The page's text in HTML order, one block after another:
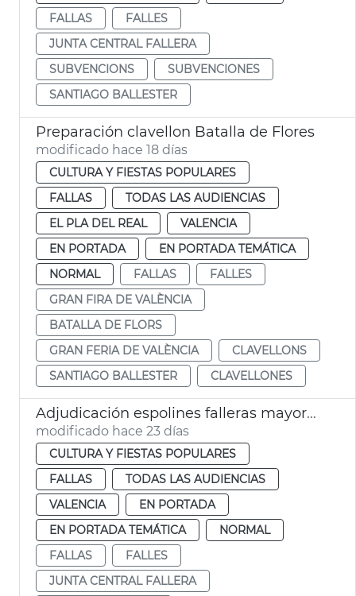
FALLAS
FALLES
JUNTA CENTRAL FALLERA
SUBVENCIONS
SUBVENCIONES
SANTIAGO BALLESTER
Preparación clavellon Batalla de Flores
modificado hace 18 días
CULTURA Y FIESTAS POPULARES
FALLAS
TODAS LAS AUDIENCIAS
EL PLA DEL REAL
VALENCIA
EN PORTADA
EN PORTADA TEMÁTICA
NORMAL
FALLAS
FALLES
GRAN FIRA DE VALÈNCIA
BATALLA DE FLORS
GRAN FERIA DE VALÈNCIA
CLAVELLONS
SANTIAGO BALLESTER
CLAVELLONES
Adjudicación espolines falleras mayores València 2027 y 2028
modificado hace 23 días
CULTURA Y FIESTAS POPULARES
FALLAS
TODAS LAS AUDIENCIAS
VALENCIA
EN PORTADA
EN PORTADA TEMÁTICA
NORMAL
FALLAS
FALLES
JUNTA CENTRAL FALLERA